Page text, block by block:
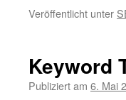
Veröffentlicht unter
Keyword
Publiziert am 6. Mai